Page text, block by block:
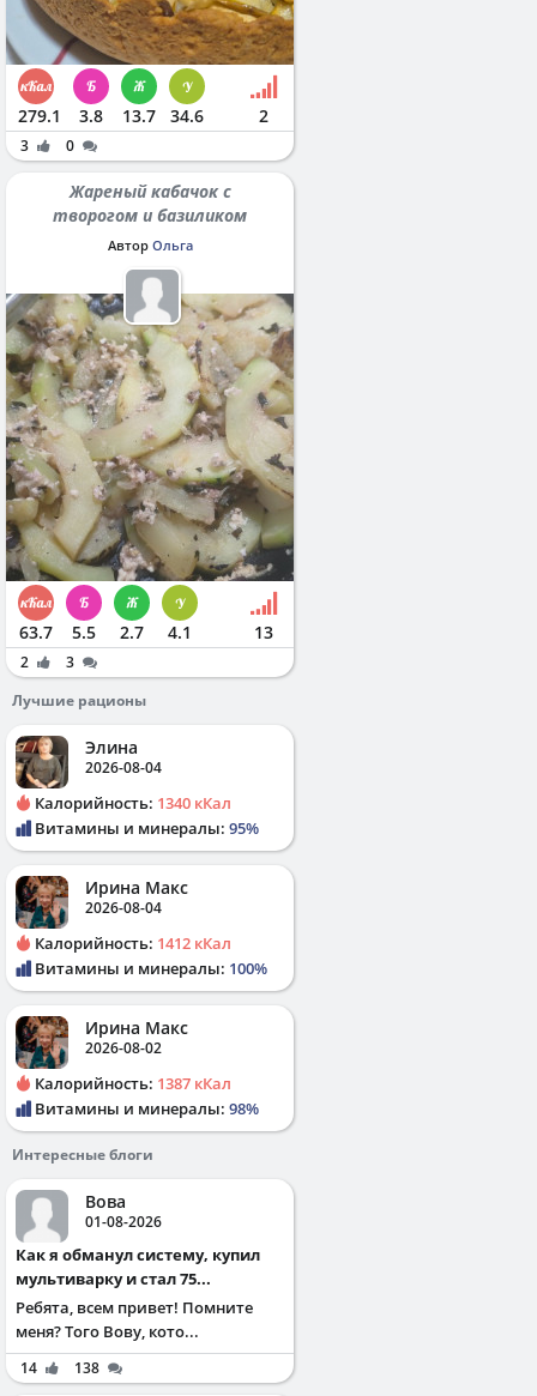
279.1 3.8 13.7 34.6 2
3 0
Жареный кабачок с
творогом и базиликом
Автор Ольга
63.7 5.5 2.7 4.1 13
2
3
Лучшие рационы
Элина
2026-08-04
Калорийность: 1340 кКал
Витамины и минералы: 95%
Ирина Макс
2026-08-04
Калорийность: 1412 кКал
Витамины и минералы: 100%
Ирина Макс
2026-08-02
Калорийность: 1387 кКал
Витамины и минералы: 98%
Интересные блоги
Вова
01-08-2026
Как я обманул систему, купил
мультиварку и стал 75...
Ребята, всем привет! Помните
меня? Того Вову, кото...
14 138